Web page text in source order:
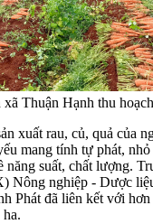
Thuận Hạnh thu
xuất rau, củ, quả của
mang tính tự phát, nhỏ
năng suất, chất lượng.
Nông nghiệp - Dược
Phát đã liên kết với